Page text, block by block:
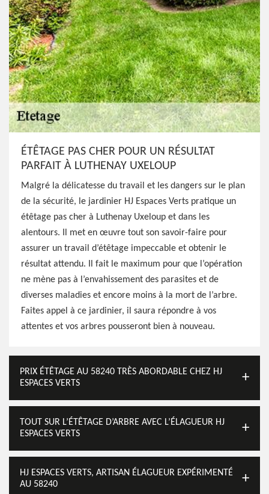
ÉTÊTAGE PAS CHER POUR UN RÉSULTAT
PARFAIT À LUTHENAY UXELOUP
Malgré la délicatesse du travail et les dangers sur le plan
de la sécurité, le jardinier HJ Espaces Verts pratique un
étêtage pas cher à Luthenay Uxeloup et dans les
alentours. Il met en œuvre tout son savoir-faire pour
assurer un travail d’étêtage impeccable et obtenir le
résultat attendu. Il fait le maximum pour que l’opération
ne mène pas à l’envahissement des parasites et de
diverses maladies et encore moins à la mort de l’arbre.
Faites appel à ce jardinier, il saura répondre à vos
attentes et vos arbres pousseront bien à nouveau.
PRIX ÉTÊTAGE AU 58240 TRÈS ABORDABLE CHEZ HJ
ESPACES VERTS
TOUT SUR L’ÉTÊTAGE D’ARBRE AVEC L’ÉLAGUEUR HJ
ESPACES VERTS
HJ ESPACES VERTS, ARTISAN ÉLAGUEUR EXPÉRIMENTÉ
AU 58240